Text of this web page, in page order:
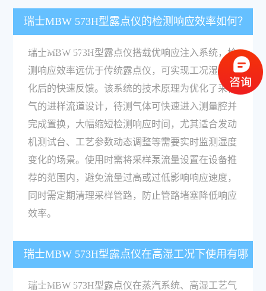
瑞士MBW 573H型露点仪的检测响应效率如何？
有什么技术支撑？
瑞士MBW 573H型露点仪搭载优响应注入系统，检
测响应效率远优于传统露点仪，可实现工况湿度变
化后的快速反馈。该系统的技术原理为优化了采样
气的进样流道设计，待测气体可快速进入测量腔并
完成置换，大幅缩短检测响应时间，尤其适合发动
机测试台、工艺参数动态调整等需要实时监测湿度
变化的场景。使用时需将采样泵流量设置在设备推
荐的范围内，避免流量过高或过低影响响应速度，
同时需定期清理采样管路，防止管路堵塞降低响应
效率。
瑞士MBW 573H型露点仪在高湿工况下使用有哪
些注意事项？
瑞士MBW 573H型露点仪在蒸汽系统、高湿工艺气